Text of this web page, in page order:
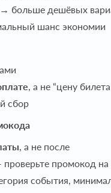
больше дешёвых
шанс экономии
, а не “цену
сбор
, а не после
промокод
события,